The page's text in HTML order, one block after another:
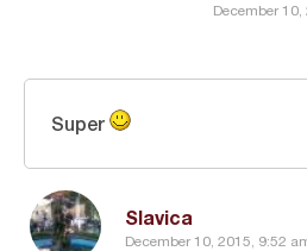
December
Slavica
December 10, 2015, 9:52
Super